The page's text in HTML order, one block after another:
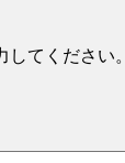
してください。